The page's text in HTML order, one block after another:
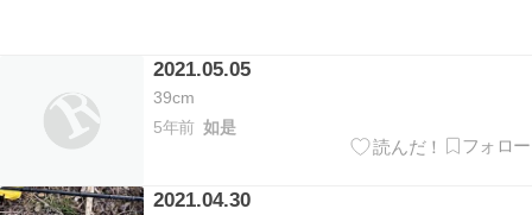
2021.05.05
39cm
5年前 如是
2021.04.30